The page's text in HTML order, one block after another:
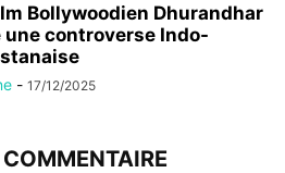
Bollywoodien Dhurandhar
une controverse Indo-
- 17/12/2025